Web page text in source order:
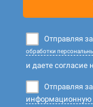
Отправляя
обработки
и даете согласие
Отправляя
информационную